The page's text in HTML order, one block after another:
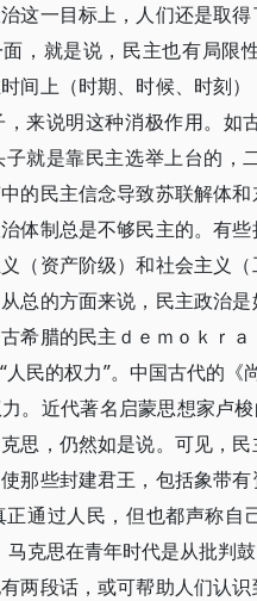
这一目标上，人们还是取
，就是说，民主也有局
间上（时期、时候、时刻
来说明这种消极作用。如
就是靠民主选举上台的，
的民主信念导致苏联解体
体制总是不够民主的。有
（资产阶级）和社会主义
总的方面来说，民主政治
希腊的民主ｄｅｍｏｋｒ
民的权力”。中国古代的《
。近代著名启蒙思想家卢
思，仍然如是说。可见，
那些封建君王，包括象带
通过人民，但也都声称自
马克思在青年时代是从批判
两段话，或可帮助人们认